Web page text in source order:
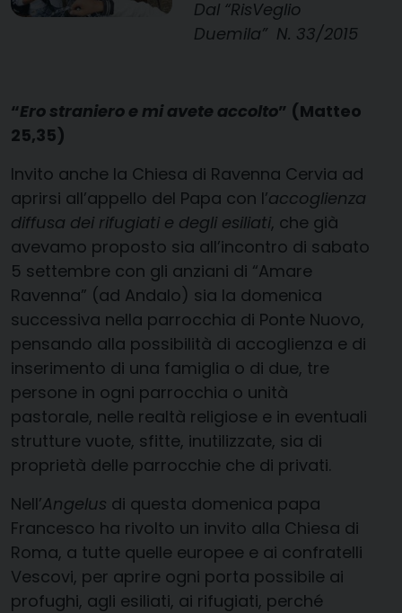
Dal “RisVeglio
Duemila” N. 33/2015
“Ero straniero e mi avete accolto” (Matteo
25,35)
Invito anche la Chiesa di Ravenna Cervia ad
aprirsi all’appello del Papa con l’accoglienza
diffusa dei rifugiati e degli esiliati, che già
avevamo proposto sia all’incontro di sabato
5 settembre con gli anziani di “Amare
Ravenna” (ad Andalo) sia la domenica
successiva nella parrocchia di Ponte Nuovo,
pensando alla possibilità di accoglienza e di
inserimento di una famiglia o di due, tre
persone in ogni parrocchia o unità
pastorale, nelle realtà religiose e in eventuali
strutture vuote, sfitte, inutilizzate, sia di
proprietà delle parrocchie che di privati.
Nell’Angelus di questa domenica papa
Francesco ha rivolto un invito alla Chiesa di
Roma, a tutte quelle europee e ai confratelli
Vescovi, per aprire ogni porta possibile ai
profughi, agli esiliati, ai rifugiati, perché